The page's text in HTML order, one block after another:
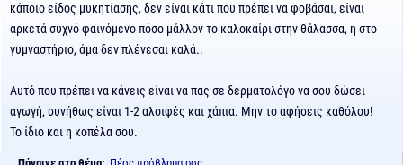
κάποιο είδος μυκητίασης, δεν είναι κάτι που πρέπει να φοβάσαι, είναι
αρκετά συχνό φαινόμενο πόσο μάλλον το καλοκαίρι στην θάλασσα, η στο
γυμναστήριο, άμα δεν πλένεσαι καλά..
Αυτό που πρέπει να κάνεις είναι να πας σε δερματολόγο να σου δώσει
αγωγή, συνήθως είναι 1-2 αλοιφές και χάπια. Μην το αφήσεις καθόλου!
Το ίδιο και η κοπέλα σου.